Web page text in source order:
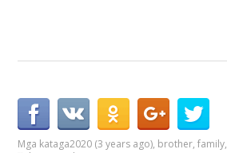
Mga kataga2020 (3 years ago), brother,family,